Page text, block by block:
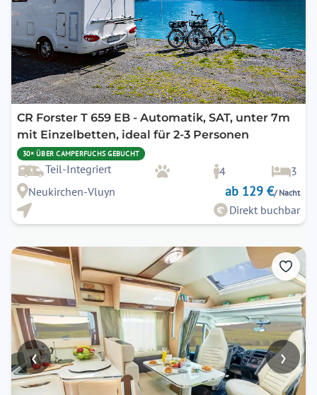
CR Forster T 659 EB - Automatik, SAT, unter 7m
mit Einzelbetten, ideal für 2-3 Personen
30× ÜBER CAMPERFUCHS GEBUCHT
Teil-Integriert 4
3
Neukirchen-Vluyn
ab 129 €/ Nacht
Direkt buchbar
‹ ›